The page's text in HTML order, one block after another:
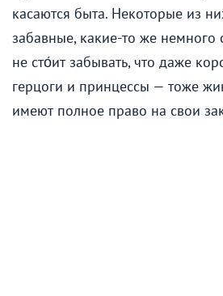
касаются быта. Некоторые из
забавные, какие-то же немного
не сто́ит забывать, что даже
герцоги и принцессы — тоже
имеют полное право на свои